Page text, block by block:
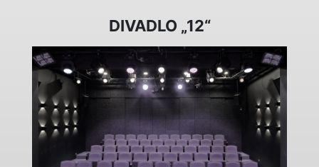
DIVADLO „12“